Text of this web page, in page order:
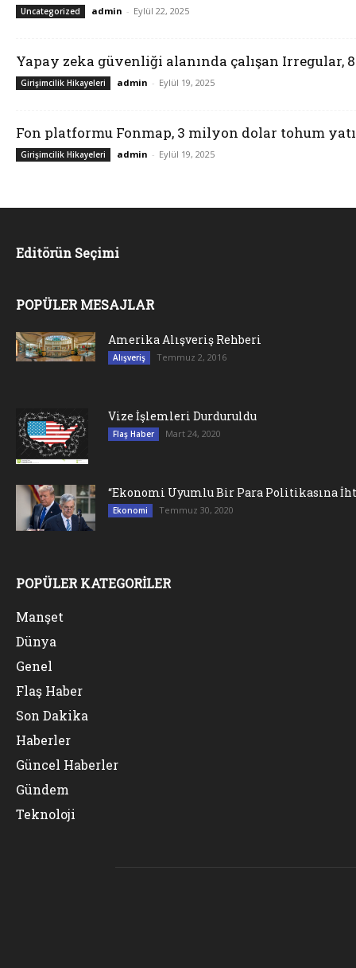
Uncategorized admin - Eylül 22, 2025
Yapay zeka güvenliği alanında çalışan Irregular,
Girişimcilik Hikayeleri admin - Eylül 19, 2025
Fon platformu Fonmap, 3 milyon dolar tohum
Girişimcilik Hikayeleri admin - Eylül 19, 2025
Editörün Seçimi
POPÜLER MESAJLAR
Amerika Alışveriş Rehberi
Alışveriş Temmuz 2, 2016
Vize İşlemleri Durduruldu
Flaş Haber Mart 24, 2020
“Ekonomi Uyumlu Bir Para Politikasına
Ekonomi Temmuz 30, 2020
POPÜLER KATEGORİLER
Manşet
Dünya
Genel
Flaş Haber
Son Dakika
Haberler
Güncel Haberler
Gündem
Teknoloji